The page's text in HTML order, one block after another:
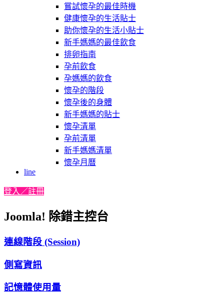
嘗試懷孕的最佳時機
健康懷孕的生活貼士
助你懷孕的生活小貼士
新手媽媽的最佳飲食
排卵指南
孕前飲食
孕媽媽的飲食
懷孕的階段
懷孕後的身體
新手媽媽的貼士
懷孕清單
孕前清單
新手媽媽清單
懷孕月曆
line
登入／註冊
Joomla! 除錯主控台
連線階段 (Session)
側寫資訊
記憶體使用量